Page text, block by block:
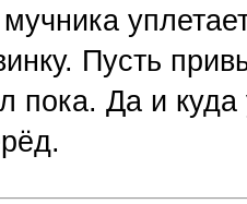
мучника
Пусть
пока. Да и